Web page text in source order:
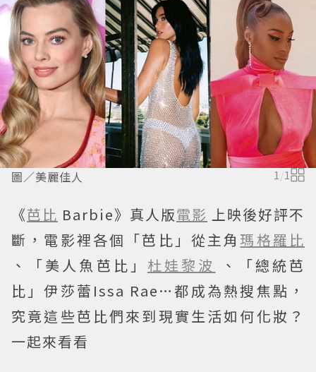
圖／美麗佳人 1 /1
《芭比 Barbie》真人版電影 上映後好評不
斷，電影裡各個「芭比」從主角 瑪格羅比
、「美人魚芭比」 杜娃黎波
、「總統芭
比」伊莎蕾Issa Rae…都成為熱搜焦點，
究竟這些芭比們來到現實生活如何化妝？
一起來看看